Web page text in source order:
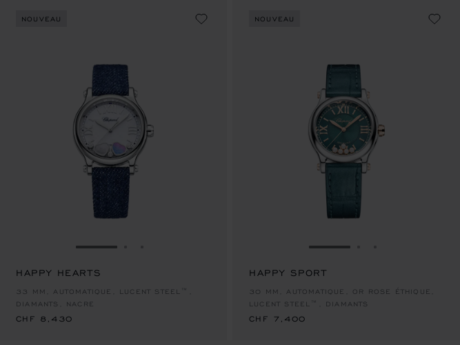
NOUVEAU
ALLER À LA DIAPOSITIVE 1
HAPPY HEARTS
33 MM, AUTOMATIQUE, LUCENT STEEL™,
DIAMANTS, NACRE
CHF 8,430
NOUVEAU
ALLER À LA
HAPPY SPORT
30 MM, AUTOMATIQUE, OR ROSE ÉTHIQUE,
LUCENT STEEL™, DIAMANTS
CHF 7,400